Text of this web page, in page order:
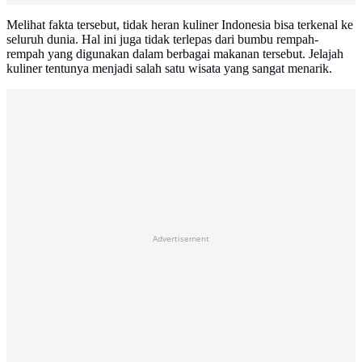
Melihat fakta tersebut, tidak heran kuliner Indonesia bisa terkenal ke
seluruh dunia. Hal ini juga tidak terlepas dari bumbu rempah-
rempah yang digunakan dalam berbagai makanan tersebut. Jelajah
kuliner tentunya menjadi salah satu wisata yang sangat menarik.
Advertisement